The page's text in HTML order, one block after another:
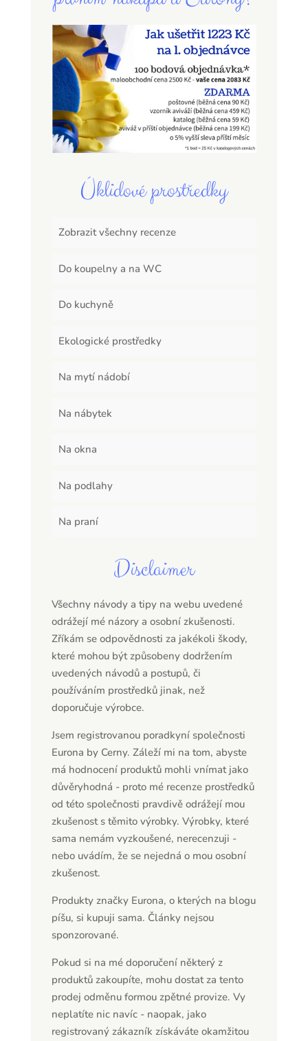
Úklidové prostředky
Zobrazit všechny recenze
Do koupelny a na WC
Do kuchyně
Ekologické prostředky
Na mytí nádobí
Na nábytek
Na okna
Na podlahy
Na praní
Disclaimer
Všechny návody a tipy na webu uvedené
odrážejí mé názory a osobní zkušenosti.
Zříkám se odpovědnosti za jakékoli škody,
které mohou být způsobeny dodržením
uvedených návodů a postupů, či
používáním prostředků jinak, než
doporučuje výrobce.
Jsem registrovanou poradkyní společnosti
Eurona by Cerny. Záleží mi na tom, abyste
má hodnocení produktů mohli vnímat jako
důvěryhodná - proto mé recenze prostředků
od této společnosti pravdivě odrážejí mou
zkušenost s těmito výrobky. Výrobky, které
sama nemám vyzkoušené, nerecenzuji -
nebo uvádím, že se nejedná o mou osobní
zkušenost.
Produkty značky Eurona, o kterých na blogu
píšu, si kupuji sama. Články nejsou
sponzorované.
Pokud si na mé doporučení některý z
produktů zakoupíte, mohu dostat za tento
prodej odměnu formou zpětné provize. Vy
neplatíte nic navíc - naopak, jako
registrovaný zákazník získáváte okamžitou